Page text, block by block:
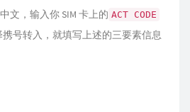
文，输入你 SIM 卡上的 ACT CODE
号转入，就填写上述的三要素信息